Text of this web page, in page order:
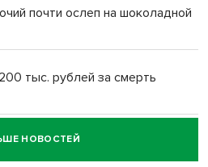
почти ослеп на шоколадной
тыс. рублей за смерть
водителя за смерть
НОВОСТЕЙ